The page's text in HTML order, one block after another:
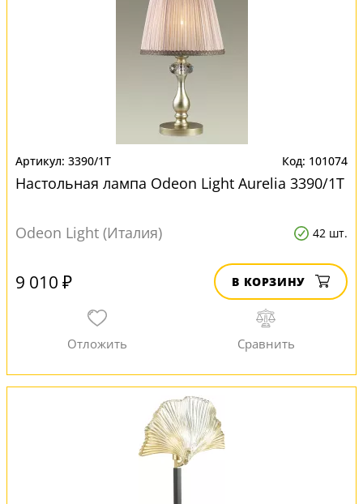
3390/1T 101074
Настольная лампа Odeon Light Aurelia 3390/1T
Odeon Light (Италия) 42 шт.
9 010 ₽ В КОРЗИНУ